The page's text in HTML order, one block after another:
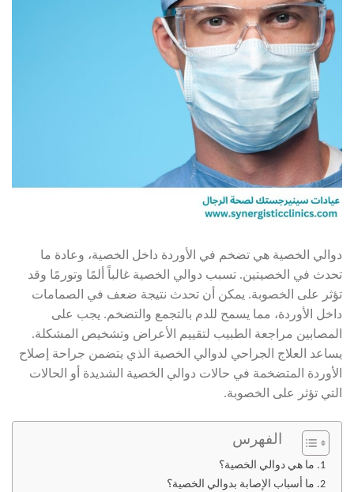
دوالي الخصية هي تضخم في الأوردة داخل الخصية، وعادة ما
تحدث في الخصيتين. تسبب دوالي الخصية غالباً ألمًا وتورمًا وقد
تؤثر على الخصوبة. يمكن أن تحدث نتيجة ضعف في الصمامات
داخل الأوردة، مما يسمح للدم بالتجمع والتضخم. يجب على
المصابين مراجعة الطبيب لتقييم الأعراض وتشخيص المشكلة.
يساعد العلاج الجراحي لدوالي الخصية الذي يتضمن جراحة إصلاح
الأوردة المتضخمة في حالات دوالي الخصية الشديدة أو الحالات
التي تؤثر على الخصوبة.
الفهرس
ما هي دوالي الخصية؟
ما أسباب الإصابة بدوالي الخصية؟